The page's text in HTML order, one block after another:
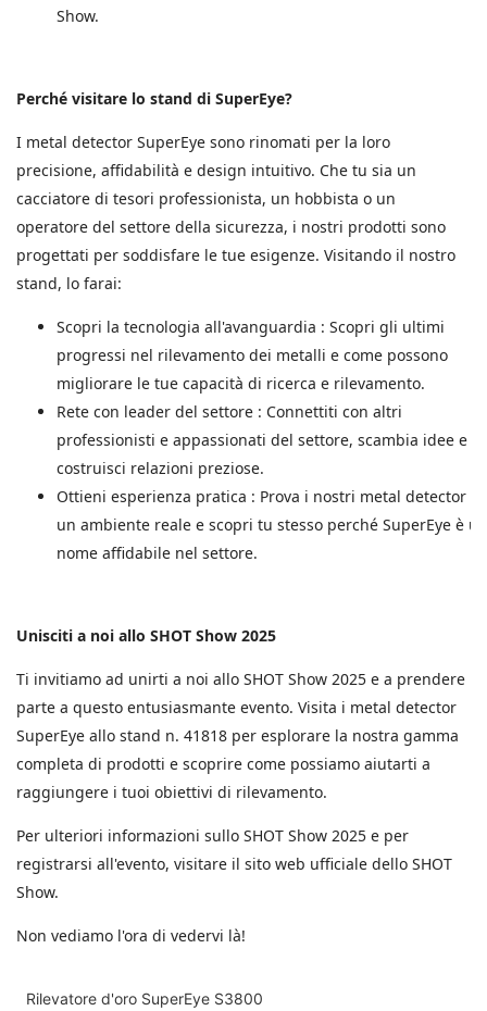
Show.
Perché visitare lo stand di SuperEye?
I metal detector SuperEye sono rinomati per la loro
precisione, affidabilità e design intuitivo. Che tu sia un
cacciatore di tesori professionista, un hobbista o un
operatore del settore della sicurezza, i nostri prodotti sono
progettati per soddisfare le tue esigenze. Visitando il nostro
stand, lo farai:
Scopri la tecnologia all'avanguardia : Scopri gli ultimi
progressi nel rilevamento dei metalli e come possono
migliorare le tue capacità di ricerca e rilevamento.
Rete con leader del settore : Connettiti con altri
professionisti e appassionati del settore, scambia idee e
costruisci relazioni preziose.
Ottieni esperienza pratica : Prova i nostri metal detector in
un ambiente reale e scopri tu stesso perché SuperEye è un
nome affidabile nel settore.
Unisciti a noi allo SHOT Show 2025
Ti invitiamo ad unirti a noi allo SHOT Show 2025 e a prendere
parte a questo entusiasmante evento. Visita i metal detector
SuperEye allo stand n. 41818 per esplorare la nostra gamma
completa di prodotti e scoprire come possiamo aiutarti a
raggiungere i tuoi obiettivi di rilevamento.
Per ulteriori informazioni sullo SHOT Show 2025 e per
registrarsi all'evento, visitare il sito web ufficiale dello SHOT
Show.
Non vediamo l'ora di vedervi là!
Rilevatore d'oro SuperEye S3800